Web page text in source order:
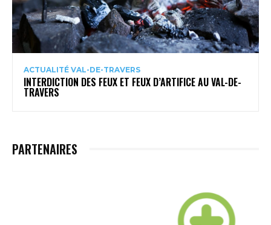
ACTUALITÉ VAL-DE-TRAVERS
INTERDICTION DES FEUX ET FEUX D’ARTIFICE AU VAL-DE-
TRAVERS
PARTENAIRES